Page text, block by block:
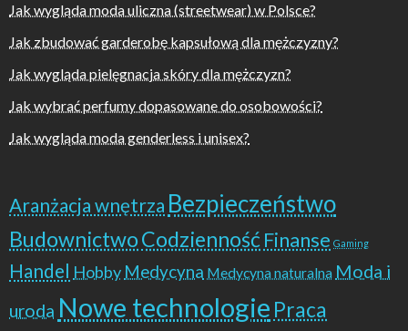
Jak wygląda moda uliczna (streetwear) w Polsce?
Jak zbudować garderobę kapsułową dla mężczyzny?
Jak wygląda pielęgnacja skóry dla mężczyzn?
Jak wybrać perfumy dopasowane do osobowości?
Jak wygląda moda genderless i unisex?
Aranżacja wnętrza Bezpieczeństwo
BudownictwoCodziennośćFinanse Gaming
Handel Hobby Medycyna Medycyna naturalna Moda i
uroda Nowe technologie Praca